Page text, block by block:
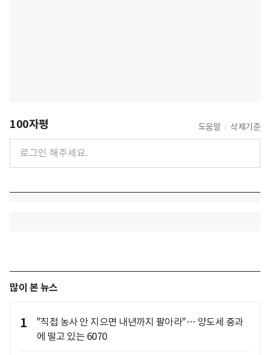
100자평 도움말 삭제기준
많이 본 뉴스
1
"직접 농사 안 지으면 내년까지 팔아라"… 양도세 중과
에 떨고 있는 6070